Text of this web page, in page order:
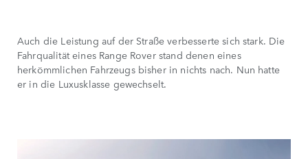
Auch die Leistung auf der Straße verbesserte sich stark. Die
Fahrqualität eines Range Rover stand denen eines
herkömmlichen Fahrzeugs bisher in nichts nach. Nun hatte
er in die Luxusklasse gewechselt.